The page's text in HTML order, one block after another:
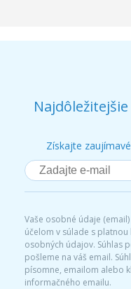
Získajte
Vaše osobné údaje
účelom v súlade s
osobných údajov. Súhlas
pošleme na váš email.
písomne, emailom alebo
informačného emailu.